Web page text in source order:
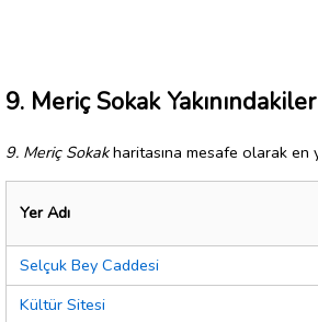
9. Meriç Sokak Yakınındakiler
9. Meriç Sokakharitasına mesafe olarak en
Yer Adı
Selçuk Bey Caddesi
Kültür Sitesi